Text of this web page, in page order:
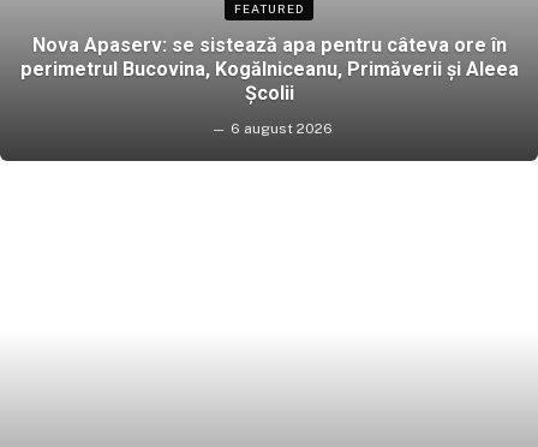
FEATURED
Nova Apaserv: se sistează apa pentru câteva ore în
perimetrul Bucovina, Kogălniceanu, Primăverii și Aleea
Școlii
6 august 2026